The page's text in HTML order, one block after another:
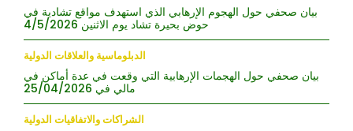
بيان صحفي حول الهجوم الإرهابي الذي استهدف مواقع تشادية في
حوض بحيرة تشاد يوم الاثنين 4/5/2026
الدبلوماسية والعلاقات الدولية
بيان صحفي حول الهجمات الإرهابية التي وقعت في عدة أماكن في
مالي في 25/04/2026
الشراكات والاتفاقيات الدولية